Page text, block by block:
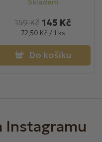
145 Kč
159 Kč
Měrná
72,50 Kč / 1 ks
Do košíku